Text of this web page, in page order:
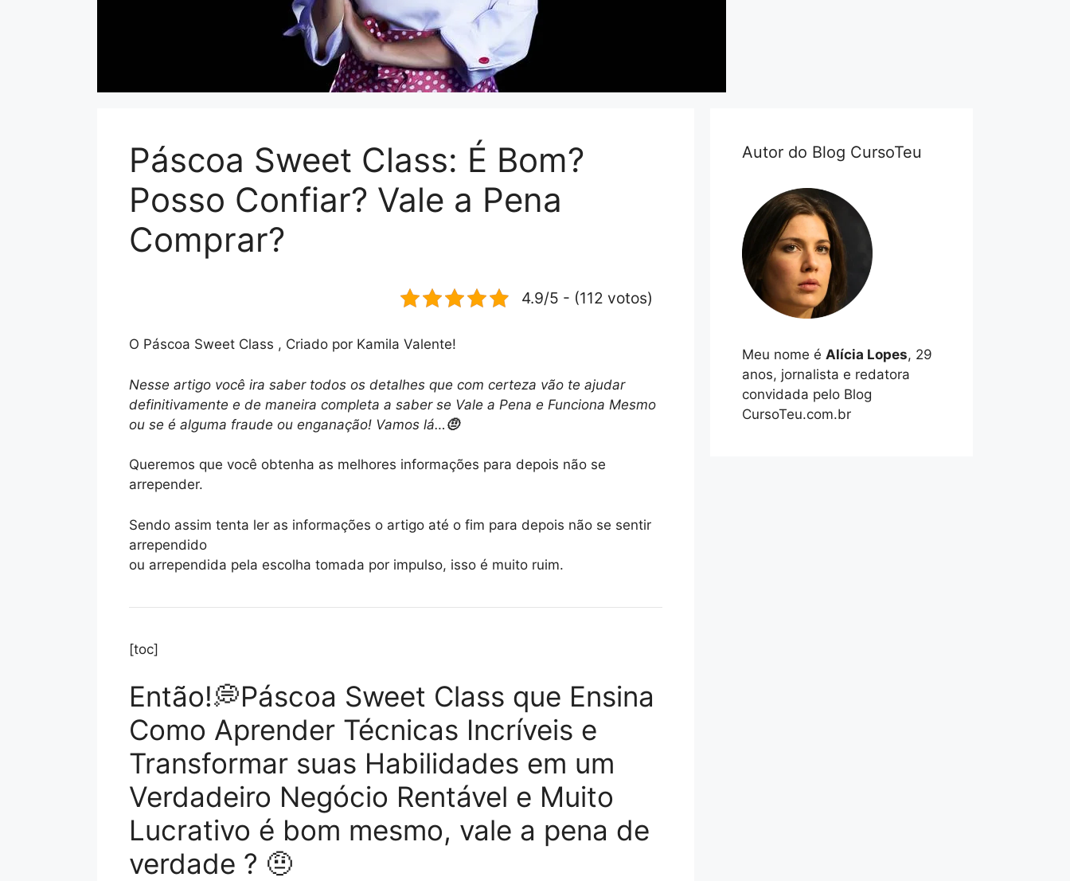
Páscoa Sweet Class: É Bom?
Posso Confiar? Vale a Pena
Comprar?
4.9/5 - (112 votos)
O Páscoa Sweet Class , Criado por Kamila Valente!
Nesse artigo você ira saber todos os detalhes que com certeza vão te ajudar
definitivamente e de maneira completa a saber se Vale a Pena e Funciona Mesmo
ou se é alguma fraude ou enganação! Vamos lá… 🤨
Queremos que você obtenha as melhores informações para depois não se
arrepender.
Sendo assim tenta ler as informações o artigo até o fim para depois não se sentir
arrependido
ou arrependida pela escolha tomada por impulso, isso é muito ruim.
[toc]
Então!💭Páscoa Sweet Class que Ensina
Como Aprender Técnicas Incríveis e
Transformar suas Habilidades em um
Verdadeiro Negócio Rentável e Muito
Lucrativo é bom mesmo, vale a pena de
verdade ? 🤨
Autor do Blog CursoTeu
Meu nome é Alícia Lopes, 29
anos, jornalista e redatora
convidada pelo Blog
CursoTeu.com.br